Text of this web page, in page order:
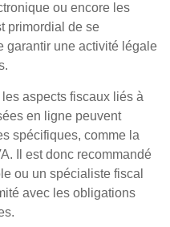
ou encore les
primordial de se
garantir une activité légale
aspects fiscaux liés à
en ligne peuvent
spécifiques, comme la
Il est donc recommandé
ou un spécialiste fiscal
avec les obligations